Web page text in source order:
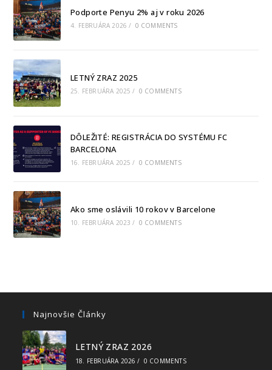
Podporte Penyu 2% aj v roku 2026
4. FEBRUÁRA 2026 / 0 COMMENTS
LETNÝ ZRAZ 2025
25. FEBRUÁRA 2025 / 0 COMMENTS
DÔLEŽITÉ: REGISTRÁCIA DO SYSTÉMU FC
BARCELONA
16. FEBRUÁRA 2025 / 0 COMMENTS
Ako sme oslávili 10 rokov v Barcelone
10. FEBRUÁRA 2023 / 0 COMMENTS
Najnovšie Články
LETNÝ ZRAZ 2026
18. FEBRUÁRA 2026 / 0 COMMENTS